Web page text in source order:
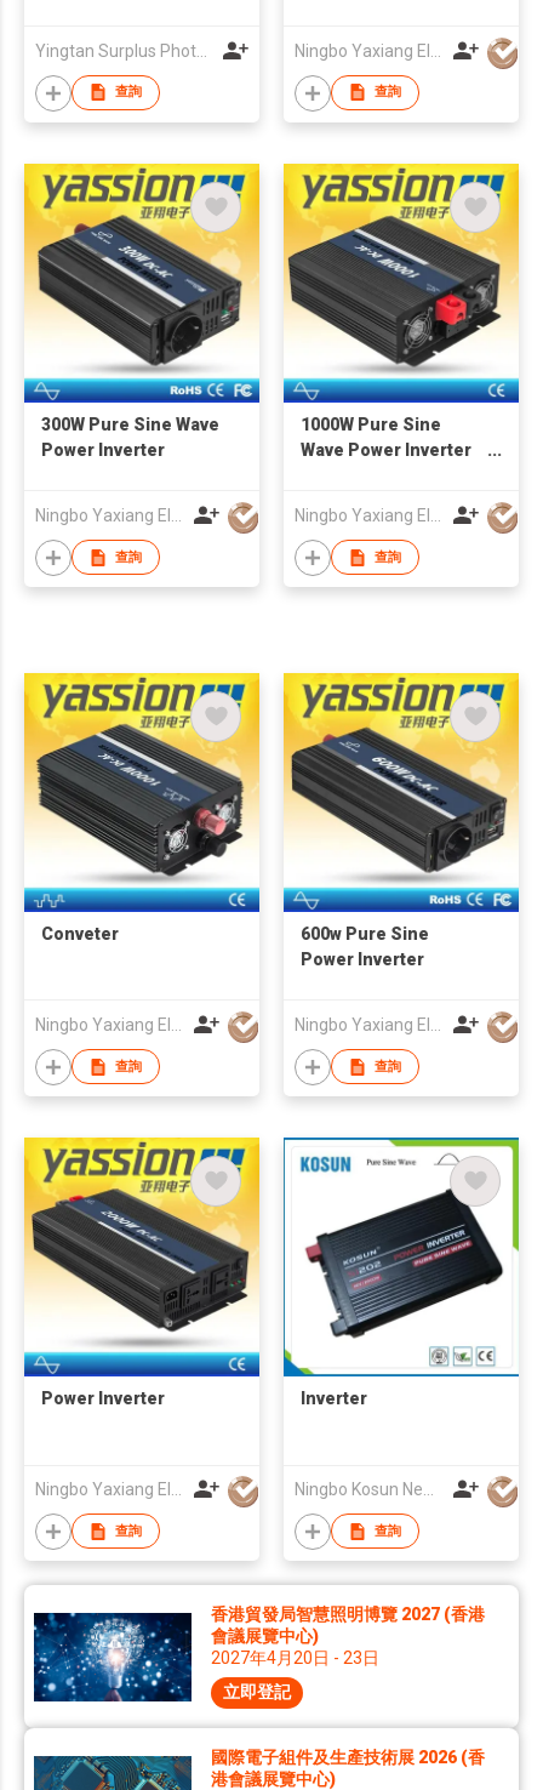
Yingtan Surplus Photoelectric Technology Co.LTD
查詢 查詢
300W Pure Sine Wave
Power Inverter
查詢
1000W Pure Sine
Wave Power Inverter
查詢
Conveter
查詢
600w Pure Sine
Power Inverter
查詢
Power Inverter
Ningbo Yaxiang Electronic Technology Co., Ltd.
查詢
Inverter
Ningbo Kosun New Energy Co., Ltd
查詢
香港貿發局智慧照明博覽 2027 (香港
會議展覽中心)
2027年4月20日 - 23日
立即登記
國際電子組件及生產技術展 2026 (香
港會議展覽中心)